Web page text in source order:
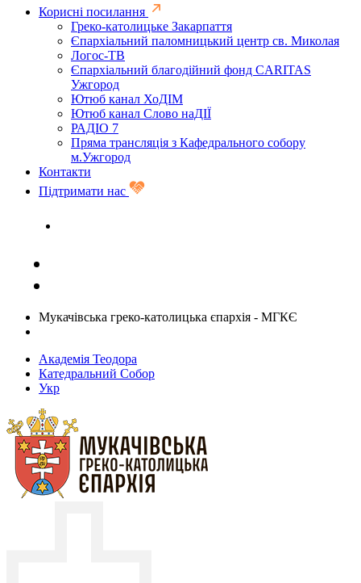
Корисні посилання
Греко-католицьке Закарпаття
Єпархіальний паломницький центр св. Миколая
Логос-ТВ
Єпархіальний благодійний фонд CARITAS
Ужгород
Ютюб канал ХоДІМ
Ютюб канал Слово наДІЇ
РАДІО 7
Пряма трансляція з Кафедрального собору
м.Ужгород
Контакти
Підтримати нас
Мукачівська греко-католицька єпархія - МГКЄ
Академія Теодора
Катедральний Собор
Укр